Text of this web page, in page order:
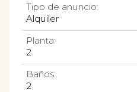
Tipo de anuncio:
Alquiler
Planta:
2
Baños:
2